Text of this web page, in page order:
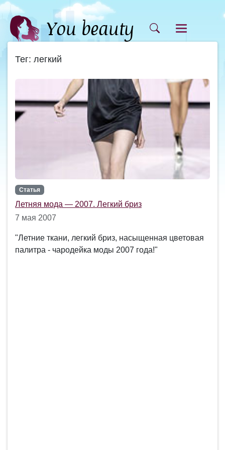
Тег: легкий
Статья
Летняя мода — 2007. Легкий бриз
7 мая 2007
"Летние ткани, легкий бриз, насыщенная цветовая
палитра - чародейка моды 2007 года!"